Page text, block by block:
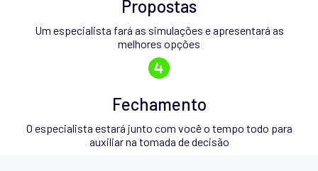
Propostas
Um especialista fará as simulações e apresentará as
melhores opções
Fechamento
O especialista estará junto com você o tempo todo para
auxiliar na tomada de decisão